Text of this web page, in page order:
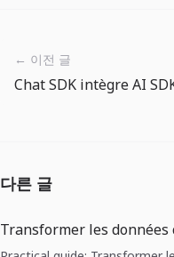
← 이전 글
다른 글
Transformer les